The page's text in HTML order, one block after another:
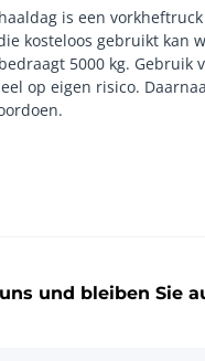
is een
kosteloos gebruikt kan
5000 kg. Gebruik
op eigen risico.
und bleiben Sie